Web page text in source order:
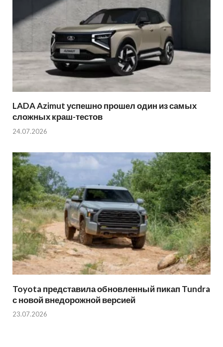
LADA Azimut успешно прошел один из самых
сложных краш-тестов
24.07.2026
Toyota представила обновленный пикап Tundra
с новой внедорожной версией
23.07.2026